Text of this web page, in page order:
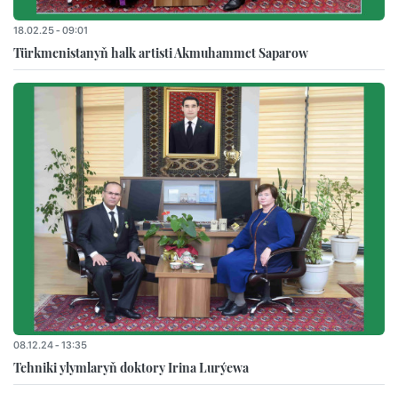
18.02.25 - 09:01
Türkmenistanyň halk artisti Akmuhammet Saparow
08.12.24 - 13:35
Tehniki ylymlaryň doktory Irina Lurýewa